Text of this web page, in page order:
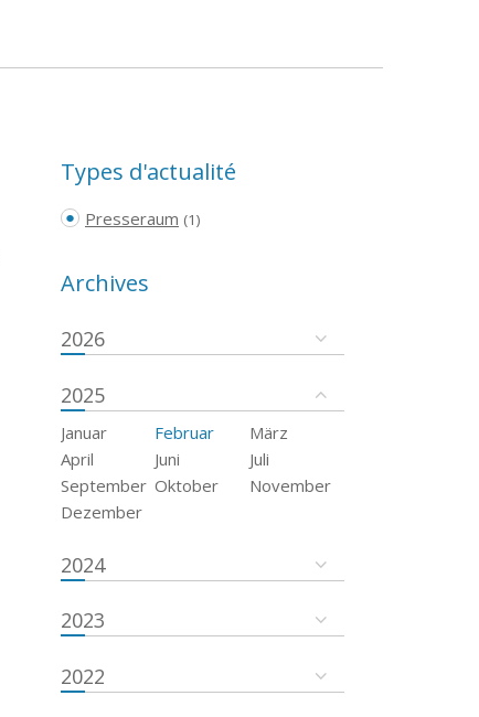
Types d'actualité
Presseraum (1)
Archives
2026
2025
Januar Februar
März
April
Juni
Juli
September Oktober
November
Dezember
2024
2023
2022